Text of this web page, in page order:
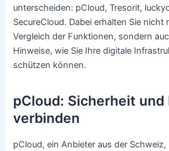
unterscheiden: pCloud, Tresorit,
SecureCloud. Dabei erhalten Sie nicht
Vergleich der Funktionen, sondern
Hinweise, wie Sie Ihre digitale
schützen können.
pCloud: Sicherheit
verbinden
pCloud, ein Anbieter aus der